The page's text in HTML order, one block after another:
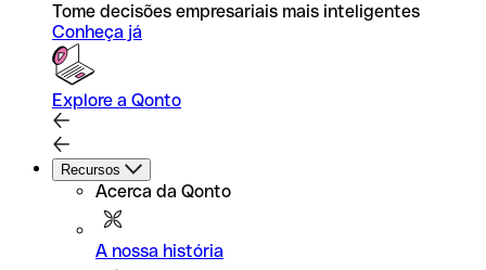
Tome decisões empresariais mais inteligentes
Conheça já
Explore a Qonto
Recursos
Acerca da Qonto
A nossa história